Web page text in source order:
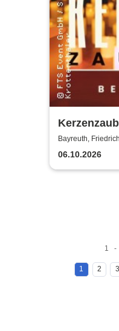
Bayreuth,
06.10.2026
1 -
1 2 3